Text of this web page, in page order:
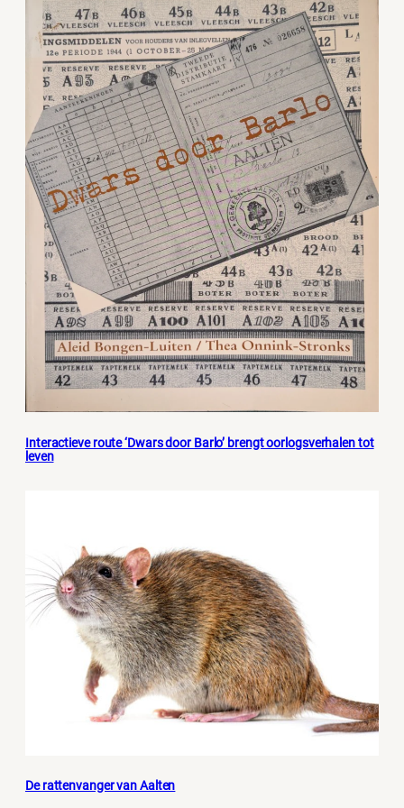
Interactieve route ‘Dwars door Barlo’ brengt oorlogsverhalen tot
leven
De rattenvanger van Aalten